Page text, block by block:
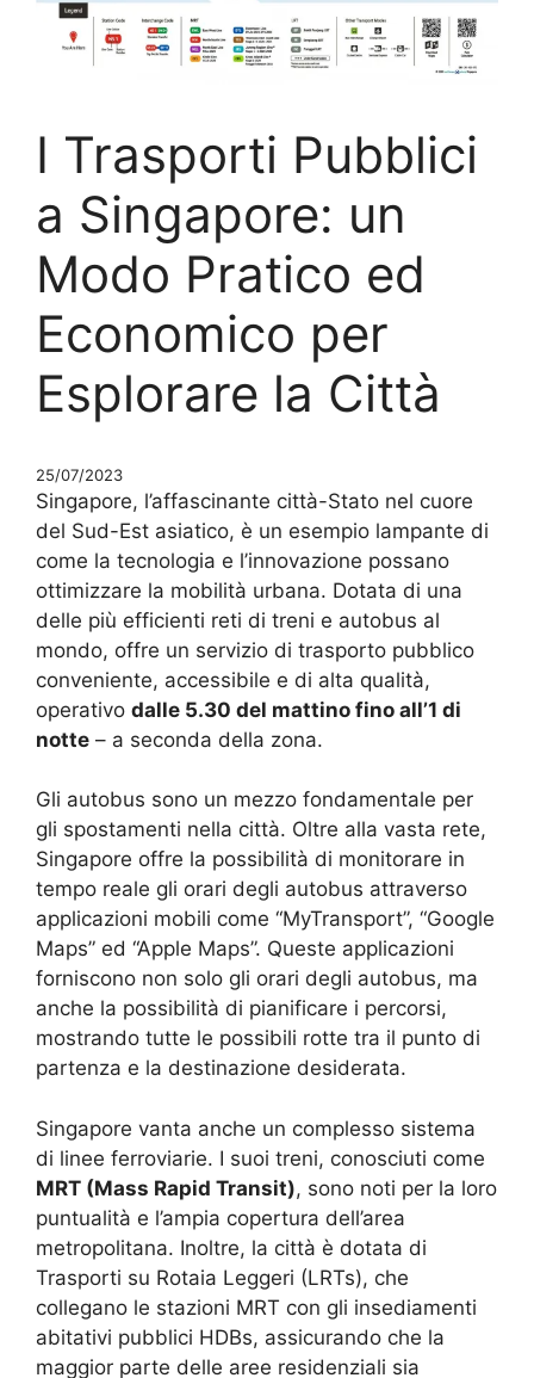
I Trasporti Pubblici
a Singapore: un
Modo Pratico ed
Economico per
Esplorare la Città
25/07/2023
Singapore, l’affascinante città-Stato nel cuore
del Sud-Est asiatico, è un esempio lampante di
come la tecnologia e l’innovazione possano
ottimizzare la mobilità urbana. Dotata di una
delle più efficienti reti di treni e autobus al
mondo, offre un servizio di trasporto pubblico
conveniente, accessibile e di alta qualità,
operativo dalle 5.30 del mattino fino all’1 di
notte – a seconda della zona.
Gli autobus sono un mezzo fondamentale per
gli spostamenti nella città. Oltre alla vasta rete,
Singapore offre la possibilità di monitorare in
tempo reale gli orari degli autobus attraverso
applicazioni mobili come “MyTransport”, “Google
Maps” ed “Apple Maps”. Queste applicazioni
forniscono non solo gli orari degli autobus, ma
anche la possibilità di pianificare i percorsi,
mostrando tutte le possibili rotte tra il punto di
partenza e la destinazione desiderata.
Singapore vanta anche un complesso sistema
di linee ferroviarie. I suoi treni, conosciuti come
MRT (Mass Rapid Transit), sono noti per la loro
puntualità e l’ampia copertura dell’area
metropolitana. Inoltre, la città è dotata di
Trasporti su Rotaia Leggeri (LRTs), che
collegano le stazioni MRT con gli insediamenti
abitativi pubblici HDBs, assicurando che la
maggior parte delle aree residenziali sia